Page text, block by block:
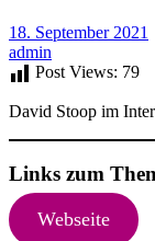
18. September 2021
admin
Post Views: 79
David Stoop im
Links zum
Webseite